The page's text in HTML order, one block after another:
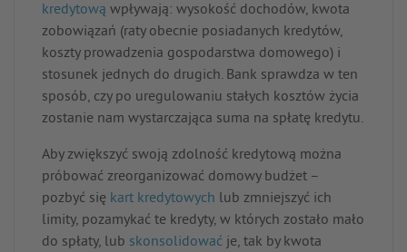
kredytową wpływają: wysokość dochodów, kwota
zobowiązań (raty obecnie posiadanych kredytów,
koszty prowadzenia gospodarstwa domowego) i
stosunek jednych do drugich. Bank sprawdza w ten
sposób, czy po uregulowaniu stałych kosztów życia
zostanie nam wystarczająca suma na spłatę kredytu.
Aby zwiększyć swoją zdolność kredytową można
próbować zreorganizować domowy budżet –
pozbyć się kart kredytowych lub zmniejszyć ich
limity, pozamykać te kredyty, w których zostało mało
do spłaty, lub skonsolidować je, tak by kwota